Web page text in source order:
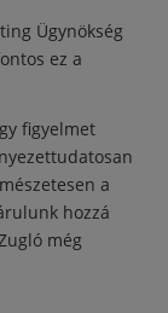
Ügynökség
ez a
figyelmet
a
hozzá
még